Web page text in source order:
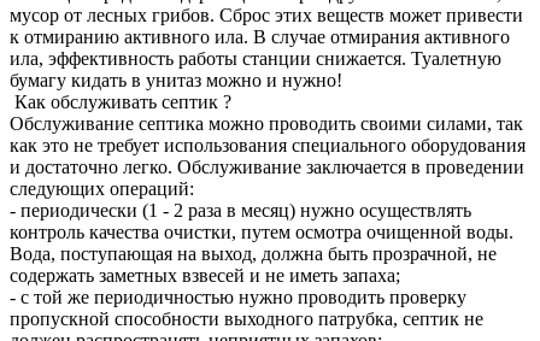
мусор от лесных грибов. Сброс этих веществ может привести
к отмиранию активного ила. В случае отмирания активного
ила, эффективность работы станции снижается. Туалетную
бумагу кидать в унитаз можно и нужно!
Как обслуживать септик ?
Обслуживание септика можно проводить своими силами, так
как это не требует использования специального оборудования
и достаточно легко. Обслуживание заключается в проведении
следующих операций:
- периодически (1 - 2 раза в месяц) нужно осуществлять
контроль качества очистки, путем осмотра очищенной воды.
Вода, поступающая на выход, должна быть прозрачной, не
содержать заметных взвесей и не иметь запаха;
- с той же периодичностью нужно проводить проверку
пропускной способности выходного патрубка, септик не